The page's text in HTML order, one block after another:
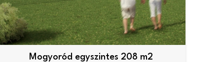
Mogyoród egyszintes 208 m2